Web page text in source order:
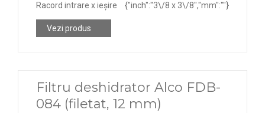
Racord intrare x ieșire
{"inch":"3\/8 x 3\/8","mm":""}
Vezi produs
Filtru deshidrator Alco FDB-
084 (filetat, 12 mm)